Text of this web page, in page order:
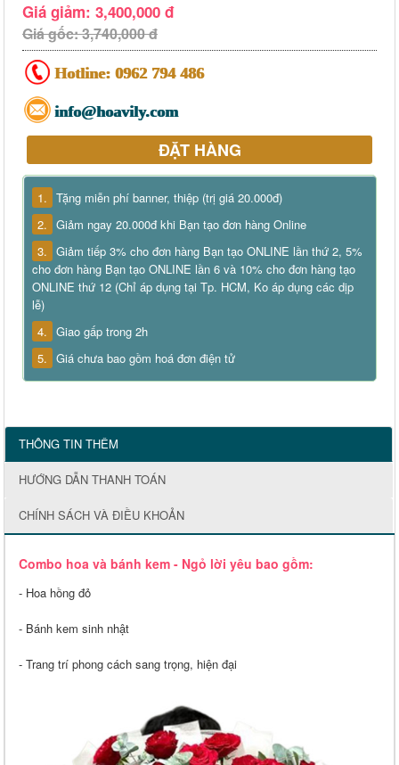
Giá giảm: 3,400,000 đ
Giá gốc: 3,740,000 đ
Hotline: 0962 794 486
info@hoavily.com
ĐẶT HÀNG
1. Tặng miễn phí banner, thiệp (trị giá 20.000đ)
2. Giảm ngay 20.000đ khi Bạn tạo đơn hàng Online
3. Giảm tiếp 3% cho đơn hàng Bạn tạo ONLINE lần thứ 2, 5%
cho đơn hàng Bạn tạo ONLINE lần 6 và 10% cho đơn hàng tạo
ONLINE thứ 12 (Chỉ áp dụng tại Tp. HCM, Ko áp dụng các dịp
lễ)
4. Giao gấp trong 2h
5. Giá chưa bao gồm hoá đơn điện tử
THÔNG TIN THÊM
HƯỚNG DẪN THANH TOÁN
CHÍNH SÁCH VÀ ĐIỀU KHOẢN
Combo hoa và bánh kem - Ngỏ lời yêu bao gồm:
- Hoa hồng đỏ
- Bánh kem sinh nhật
- Trang trí phong cách sang trọng, hiện đại